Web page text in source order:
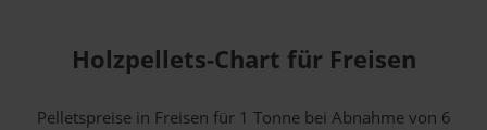
Holzpellets-Chart für Freisen
Pelletspreise in Freisen für 1 Tonne bei Abnahmevon 6